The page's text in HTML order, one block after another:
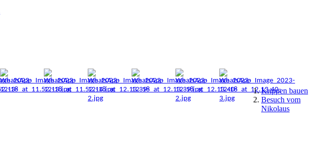
Krippen bauen
Besuch vom
Nikolaus